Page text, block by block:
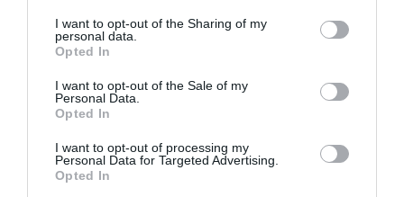
not limited to your visit or usage behaviour. You may click to
grant or deny consent to Google and its third-party tags to
use your data for below specified purposes in below Google
consent section.
I want to opt-out of the Sharing of my
personal data.
Opted In
I want to opt-out of the Sale of my
Personal Data.
Opted In
I want to opt-out of processing my
Personal Data for Targeted Advertising.
Opted In
Νέα αποχώρηση από το κόμμα της Μαρίας Καρυστιανού –
Τι καταγγέλλει ο Νίκος Μπρουτζάκης
Φωτιά σε Αττική και Βοιωτία: Πώς έγινε η μεγάλη
επιχείρηση διάσωσης δια θαλάσσης
ΟΛΕΣ ΟΙ ΕΙΔΗΣΕΙΣ →